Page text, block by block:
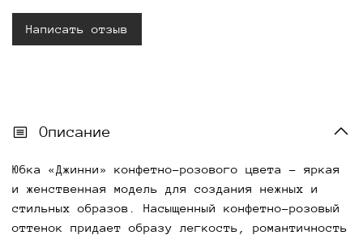
Написать отзыв
Описание
Юбка «Джинни» конфетно-розового цвета - яркая
и женственная модель для создания нежных и
стильных образов. Насыщенный конфетно-розовый
оттенок придает образу легкость, романтичность